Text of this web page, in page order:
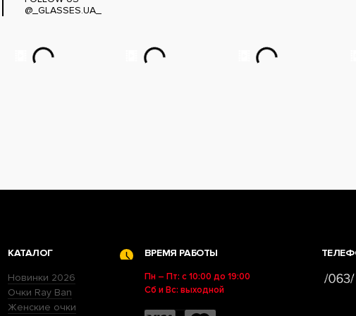
@_GLASSES.UA_
КАТАЛОГ
Новинки 2026
Очки Ray Ban
Женские очки
ВРЕМЯ РАБОТЫ
Пн – Пт: с 10:00 до 19:00
Сб и Вс: выходной